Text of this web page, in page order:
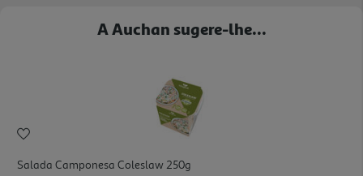
A Auchan sugere-lhe...
Salada Camponesa Coleslaw 250g